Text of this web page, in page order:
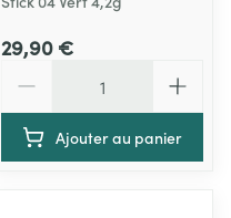
29,90 €
Ajouter au panier